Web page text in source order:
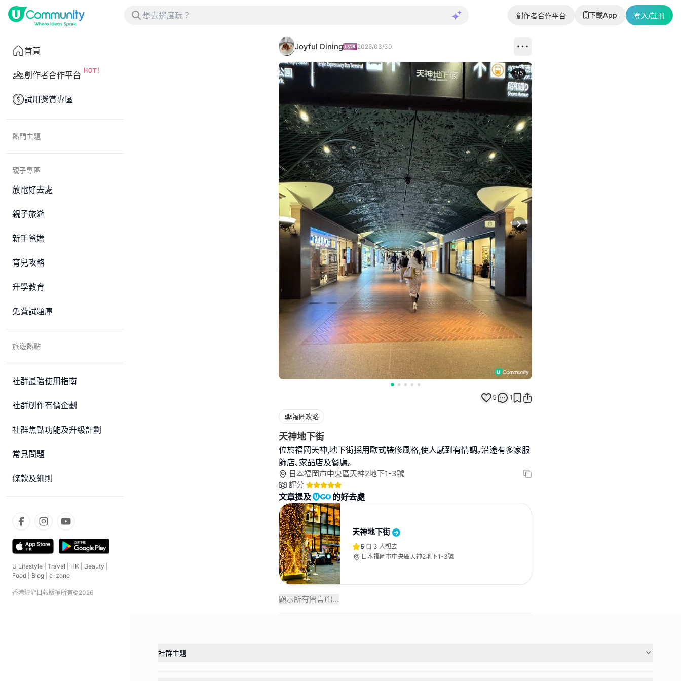
創作者合作平台 下載App 登入/註冊
首頁
創作者合作平台
試用獎賞專區
熱門主題
親子專區
放電好去處
親子旅遊
新手爸媽
育兒攻略
升學教育
免費試題庫
旅遊熱點
社群最強使用指南
社群創作有價企劃
社群焦點功能及升級計劃
常見問題
條款及細則
U Lifestyle Travel HK Beauty
Food
Blog e-zone
香港經濟日報版權所有©2026
Joyful Dining 2025/03/30
Next slide
1/5
5 1
福岡攻略
天神地下街
位於福岡天神,地下街採用歐式裝修風格,使人感到有情調｡沿途有多家服
飾店､家品店及餐廳｡
日本福岡市中央區天神2地下1-3號
評分
文章提及 的好去處
天神地下街
5 3 人想去
日本福岡市中央區天神2地下1-3號
顯示所有留言(1)...
社群主題